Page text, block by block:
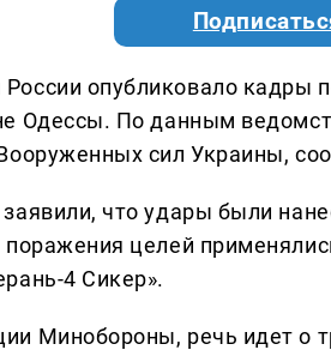
опубликовало кадры
Одессы. По данным
сил Украины,
что удары были
поражения целей
4 Сикер».
Минобороны, речь идет о